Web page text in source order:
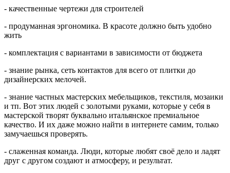
- качественные чертежи для строителей
- продуманная эргономика. В красоте должно быть удобно
жить
- комплектация с вариантами в зависимости от бюджета
- знание рынка, сеть контактов для всего от плитки до
дизайнерских мелочей.
- знание частных мастерских мебельщиков, текстиля, мозаики
и тп. Вот этих людей с золотыми руками, которые у себя в
мастерской творят буквально итальянское премиальное
качество. И их даже можно найти в интернете самим, только
замучаешься проверять.
- слаженная команда. Люди, которые любят своё дело и ладят
друг с другом создают и атмосферу, и результат.